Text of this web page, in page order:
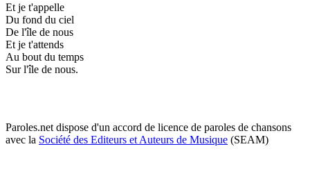
Et je t'appelle
Du fond du ciel
De l'île de nous
Et je t'attends
Au bout du temps
Sur l'île de nous.
Paroles.net dispose d'un accord de licence de paroles de chansons
avec la Société des Editeurs et Auteurs de Musique (SEAM)